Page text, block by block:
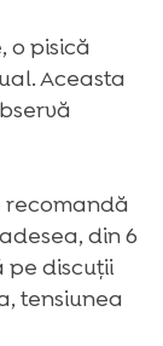
o pisică
Aceasta
recomandă
din 6
pe discuții
tensiunea